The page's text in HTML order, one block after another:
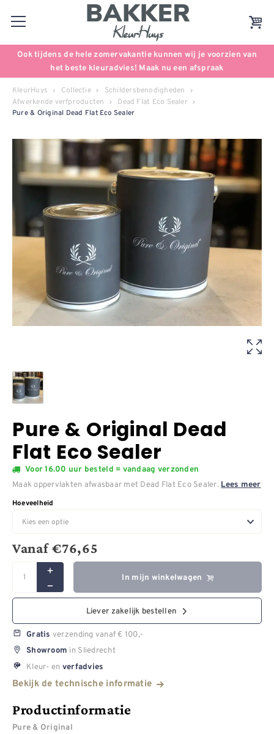
Ook tijdens de hele zomervakantie kunnen wij je voorzien van
het beste kleuradvies! Maak nu een afspraak
KleurHuys Collectie
Schildersbenodigheden
Afwerkende verfproducten
Dead Flat Eco Sealer
Pure & Original Dead Flat Eco Sealer
Pure & Original Dead
Flat Eco Sealer
Voor 16.00 uur besteld = vandaag verzonden
Maak oppervlakten afwasbaar met Dead Flat Eco Sealer. Lees meer
Hoeveelheid
Vanaf€76,65
In mijn winkelwagen
Liever zakelijk bestellen
Gratis verzending vanaf € 100,-
Showroom in Sliedrecht
Kleur- en verfadvies
Bekijk de technische informatie
Productinformatie
Pure & Original